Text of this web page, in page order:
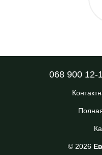
068 900 12-
© 2026